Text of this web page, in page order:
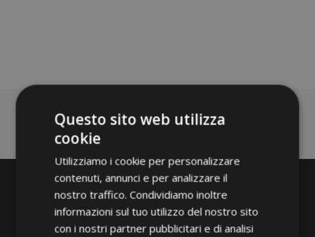
Questo sito web utilizza
cookie
Utilizziamo i cookie per personalizzare
contenuti, annunci e per analizzare il
nostro traffico. Condividiamo inoltre
informazioni sul tuo utilizzo del nostro sito
con i nostri partner pubblicitari e di analisi